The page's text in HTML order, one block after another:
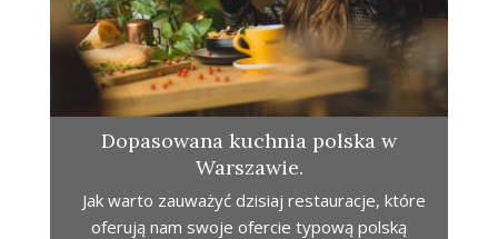
Dopasowana kuchnia polska w
Warszawie.
Jak warto zauważyć dzisiaj restauracje, które
oferują nam swoje ofercie typową polską